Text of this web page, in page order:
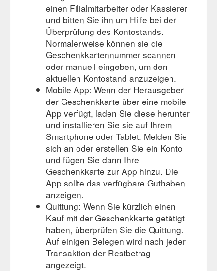
einen Filialmitarbeiter oder Kassierer
und bitten Sie ihn um Hilfe bei der
Überprüfung des Kontostands.
Normalerweise können sie die
Geschenkkartennummer scannen
oder manuell eingeben, um den
aktuellen Kontostand anzuzeigen.
Mobile App: Wenn der Herausgeber
der Geschenkkarte über eine mobile
App verfügt, laden Sie diese herunter
und installieren Sie sie auf Ihrem
Smartphone oder Tablet. Melden Sie
sich an oder erstellen Sie ein Konto
und fügen Sie dann Ihre
Geschenkkarte zur App hinzu. Die
App sollte das verfügbare Guthaben
anzeigen.
Quittung: Wenn Sie kürzlich einen
Kauf mit der Geschenkkarte getätigt
haben, überprüfen Sie die Quittung.
Auf einigen Belegen wird nach jeder
Transaktion der Restbetrag
angezeigt.